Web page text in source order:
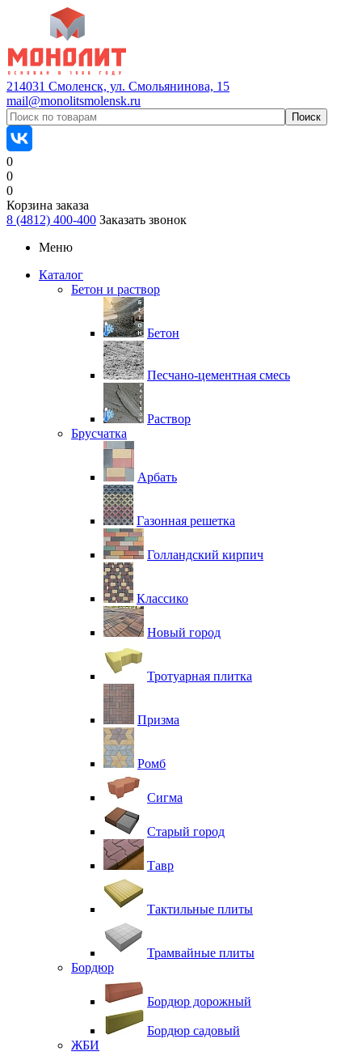
214031 Смоленск, ул. Смольянинова, 15
mail@monolitsmolensk.ru
0
0
0
Корзина заказа
8 (4812) 400-400 Заказать звонок
Меню
Каталог
Бетон и раствор
Бетон
Песчано-цементная смесь
Раствор
Брусчатка
Арбать
Газонная решетка
Голландский кирпич
Классико
Новый город
Тротуарная плитка
Призма
Ромб
Сигма
Старый город
Тавр
Тактильные плиты
Трамвайные плиты
Бордюр
Бордюр дорожный
Бордюр садовый
ЖБИ